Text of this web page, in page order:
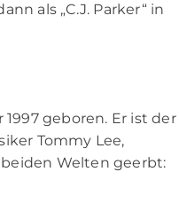
als „C.J. Parker“ in
geboren. Er ist der
Tommy Lee,
beiden Welten geerbt: